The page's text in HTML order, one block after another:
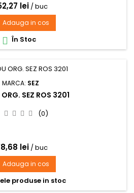
lei / buc
Adauga in cos
 În Stoc
MARCA: SEZ
SEZ ROS 3201
(0)
lei / buc
Adauga in cos
produse in stoc